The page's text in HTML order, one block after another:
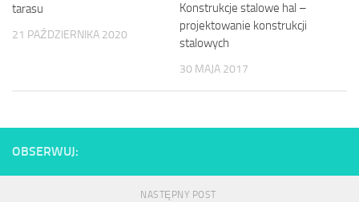
tarasu
21 PAŹDZIERNIKA 2020
Konstrukcje stalowe hal –
projektowanie konstrukcji
stalowych
30 MAJA 2017
OBSERWUJ:
NASTĘPNY POST